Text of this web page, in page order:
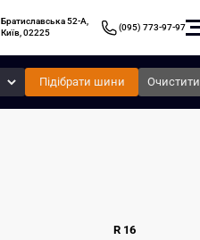
Братиславська 52-А,
Київ, 02225
(095) 773-97-97
Підібрати шини Очистити
R 16